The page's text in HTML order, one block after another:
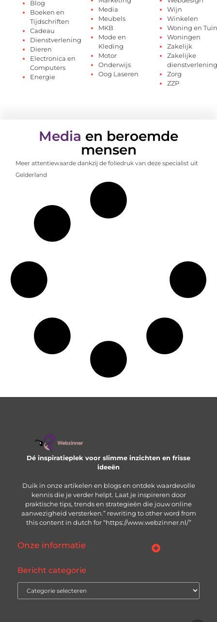
Blog
Boeken en
Tijdschriften
Cadeau
Dienstverlening
Dieren
Electronica en
Computers
Energie
Media
Meubels
MKB
Mode en
Kleding
Motor
Onderwijs
Oog Laseren
Wijn
Winkelen
Woning en Tuin
Woningen
Zakelijk
Zakelijke
dienstverlening
Zorg
ZZP
Media en beroemde
mensen
Meer attentiewaarde dankzij de foliedruk van deze specialist uit
Gelderland
Dé inspiratieplek voor slimme inzichten en frisse
ideeën
Duik in onze artikelen en blogs en ontdek waardevolle
kennis die je verder helpt. Laat je inspireren door
praktische tips, trends en strategieën die jouw online
aanwezigheid versterken.” rewriting to other word from
this content in dutch for “https://www.webzinner.nl/”
Onze informatie
Bericht categorie